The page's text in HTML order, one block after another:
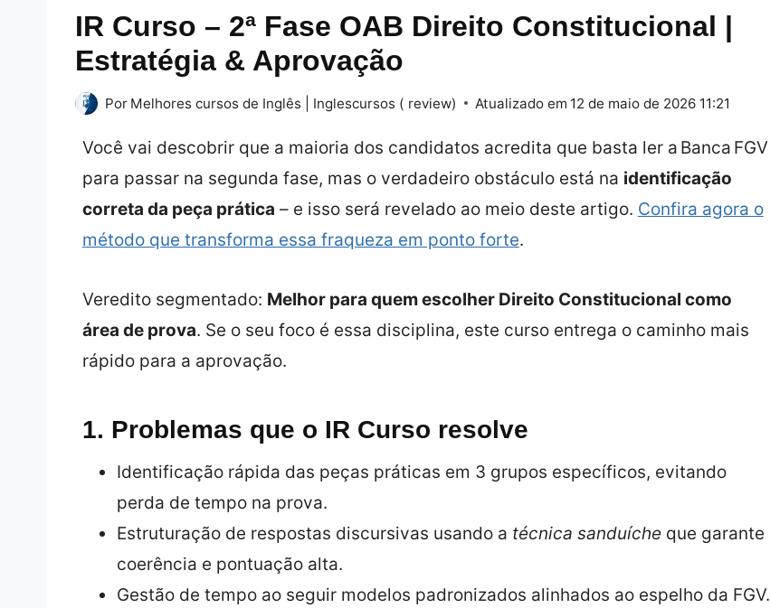
IR Curso – 2ª Fase OAB Direito Constitucional |
Estratégia & Aprovação
Por Melhores cursos de Inglês | Inglescursos ( review) Atualizado em 12 de maio de 2026 11:21
Você vai descobrir que a maioria dos candidatos acredita que basta ler a Banca FGV
para passar na segunda fase, mas o verdadeiro obstáculo está na identificação
correta da peça prática – e isso será revelado ao meio deste artigo. Confira agora o
método que transforma essa fraqueza em ponto forte.
Veredito segmentado: Melhor para quem escolher Direito Constitucional como
área de prova. Se o seu foco é essa disciplina, este curso entrega o caminho mais
rápido para a aprovação.
1. Problemas que o IR Curso resolve
Identificação rápida das peças práticas em 3 grupos específicos, evitando
perda de tempo na prova.
Estruturação de respostas discursivas usando a técnica sanduícheque garante
coerência e pontuação alta.
Gestão de tempo ao seguir modelos padronizados alinhados ao espelho da FGV.